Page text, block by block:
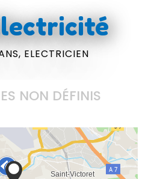
ELECTRICIEN
NON DÉFINIS